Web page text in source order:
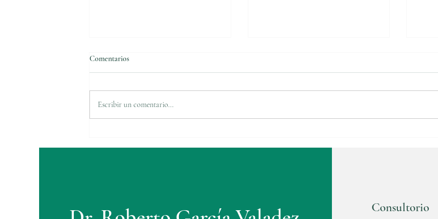
Comentarios
Escribir un comentario...
Consultorio